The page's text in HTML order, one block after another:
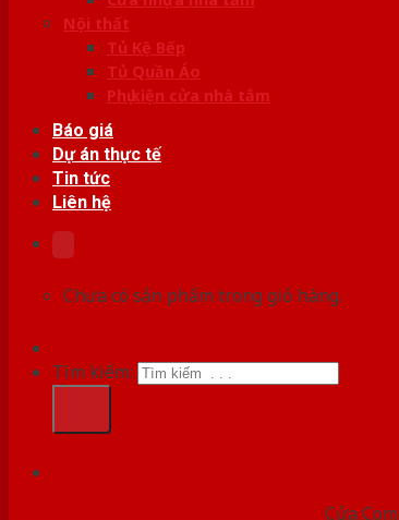
Nội thất
Tủ Kệ Bếp
Tủ Quần Áo
Phụ kiện cửa nhà tắm
Báo giá
Dự án thực tế
Tin tức
Liên hệ
Chưa có sản phẩm trong giỏ hàng.
Tìm kiếm:
Cửa